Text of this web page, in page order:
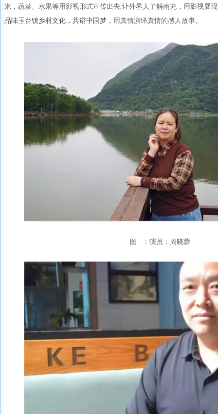
米， 蔬菜、水果等用影视形式宣传出去,让外界人了解南充 ， 用影视展
品味玉台镇乡村文化，共谱中国梦， 用真情演绎真情的感人故事。
图 ：演员：周晓蓉